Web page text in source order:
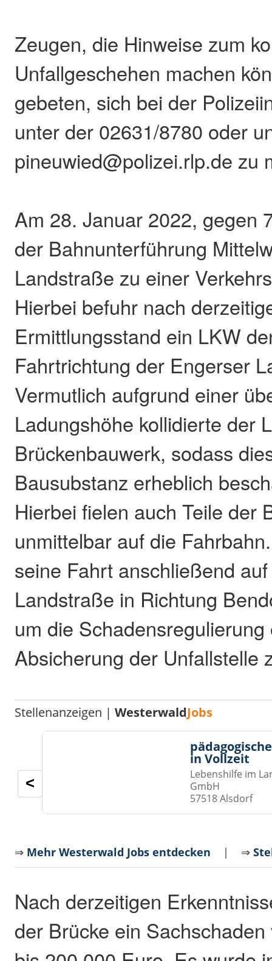
Zeugen, die Hinweise zum
Unfallgeschehen machen
gebeten, sich bei der
unter der 02631/8780 oder
pineuwied@polizei.rlp.de zu
Am 28. Januar 2022, gegen
der Bahnunterführung
Landstraße zu einer
Hierbei befuhr nach
Ermittlungsstand ein LKW
Fahrtrichtung der Engerser
Vermutlich aufgrund einer
Ladungshöhe kollidierte der
Brückenbauwerk, sodass
Bausubstanz erheblich
Hierbei fielen auch Teile der
unmittelbar auf die
seine Fahrt anschließend
Landstraße in Richtung
um die
Absicherung der Unfallstelle
Stellenanzeigen |WesterwaldJobs
in Vollzeit
Lebenshilfe im
GmbH
57518 Alsdorf
<
⇒ Mehr Westerwald Jobs entdecken | ⇒
Nach derzeitigen
der Brücke ein